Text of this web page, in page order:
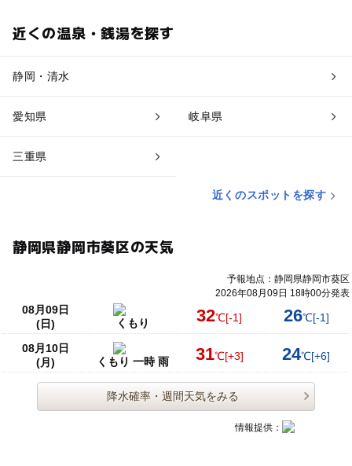
近くの温泉・銭湯を探す
静岡・清水
愛知県 岐阜県
三重県
近くのスポットを探す
静岡県静岡市葵区の天気
予報地点：静岡県静岡市葵区
2026年08月09日 18時00分発表
08月09日
(日)
くもり 32℃[-1] 26℃[-1]
08月10日
(月)
くもり 一時 雨 31℃[+3] 24℃[+6]
降水確率・週間天気をみる
情報提供：